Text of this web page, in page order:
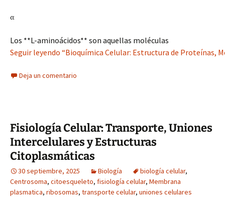
Los **L-aminoácidos** son aquellas moléculas
Seguir leyendo “Bioquímica Celular: Estructura de Proteínas,
Deja un comentario
Fisiología Celular: Transporte, Uniones
Intercelulares y Estructuras
Citoplasmáticas
30 septiembre, 2025 Biología biología celular,
Centrosoma, citoesqueleto, fisiología celular, Membrana
plasmatica, ribosomas, transporte celular, uniones celulares